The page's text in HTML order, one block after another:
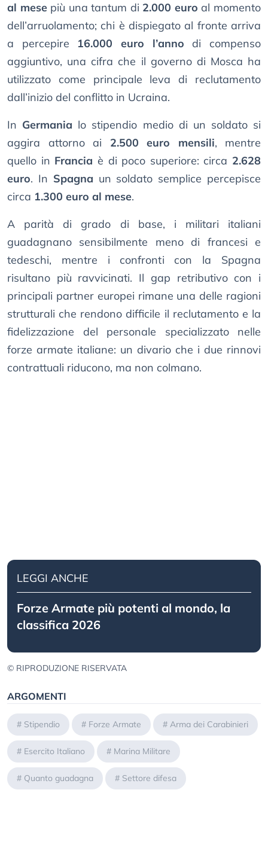
al mesepiù una tantum di 2.000 euro al momento
dell’arruolamento; chi è dispiegato al fronte arriva
a percepire 16.000 euro l’anno di compenso
aggiuntivo, una cifra che il governo di Mosca ha
utilizzato come principale leva di reclutamento
dall’inizio del conflitto in Ucraina.
In Germania lo stipendio medio di un soldato si
aggira attorno ai 2.500 euro mensili, mentre
quello in Francia è di poco superiore: circa 2.628
euro. In Spagna un soldato semplice percepisce
circa 1.300 euro al mese.
A parità di grado di base, i militari italiani
guadagnano sensibilmente meno di francesi e
tedeschi, mentre i confronti con la Spagna
risultano più ravvicinati. Il gap retributivo con i
principali partner europei rimane una delle ragioni
strutturali che rendono difficile il reclutamento e la
fidelizzazione del personale specializzato nelle
forze armate italiane: un divario che i due rinnovi
contrattuali riducono, ma non colmano.
LEGGI ANCHE
Forze Armate più potenti al mondo, la
classifica 2026
© RIPRODUZIONE RISERVATA
ARGOMENTI
# Stipendio # Forze Armate # Arma dei Carabinieri
# Esercito Italiano # Marina Militare
# Quanto guadagna # Settore difesa